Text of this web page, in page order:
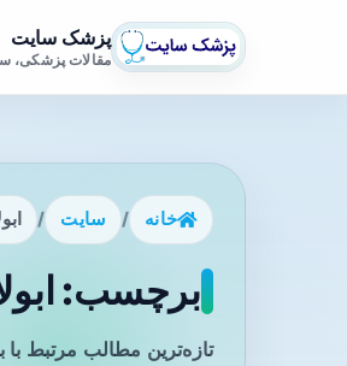
پزشک سایت
مقالات پزشکی،
خانه / سایت /
برچسب:
تازه‌ترین مطالب مرتبط با